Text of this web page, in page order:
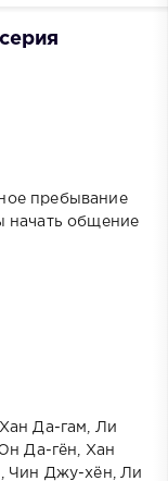
пребывание
начать общение
Да-гам, Ли
Да-гён, Хан
Чин Джу-хён, Ли